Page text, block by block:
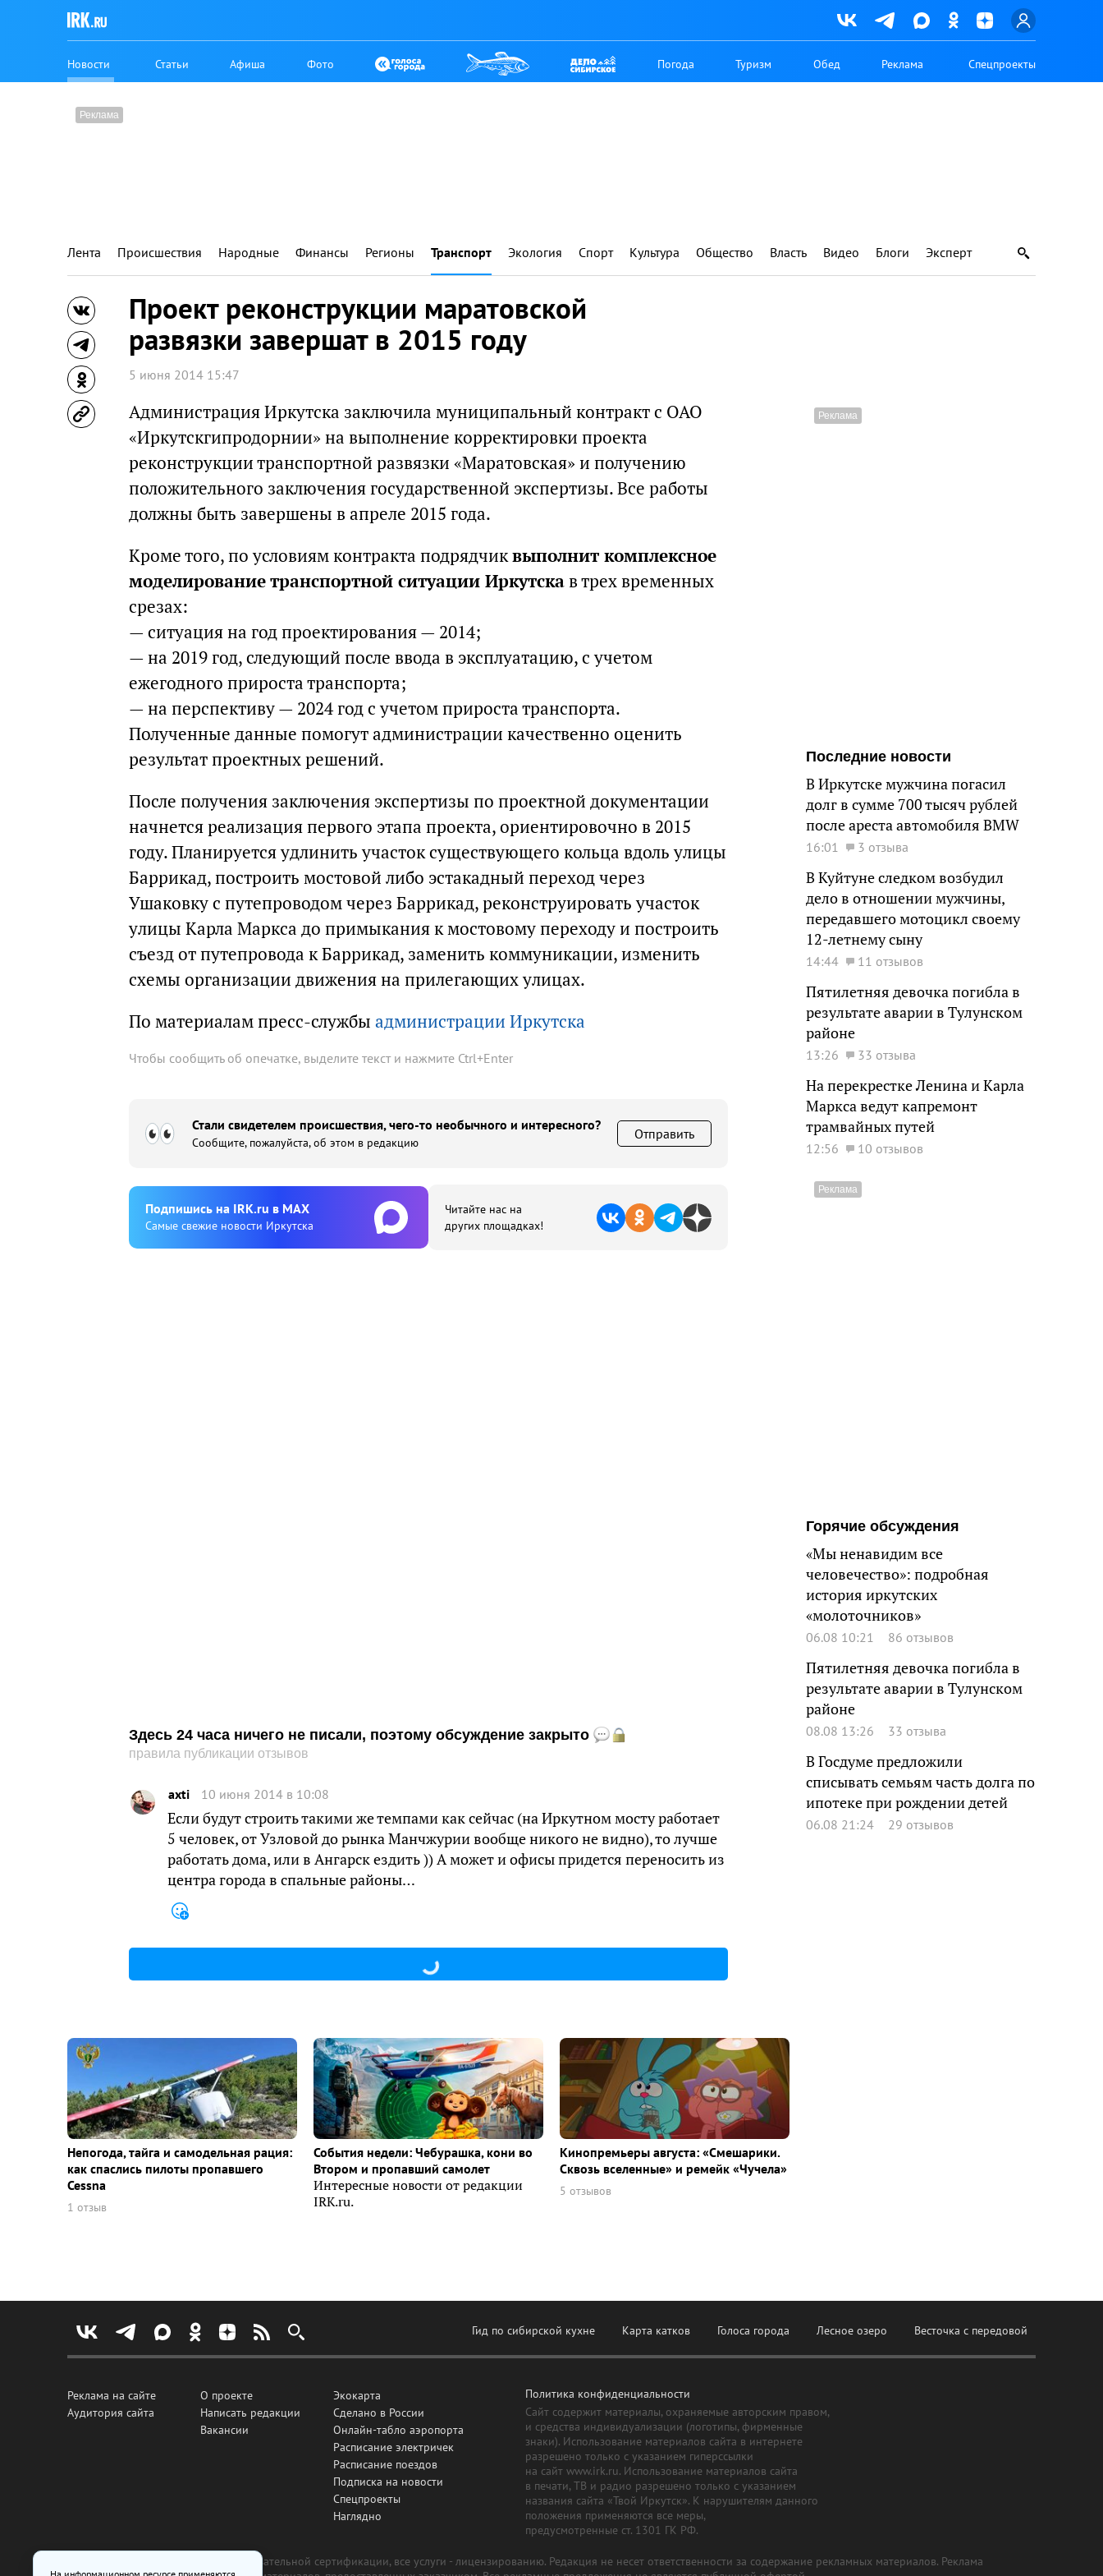
Новости Статьи Афиша Фото Погода Туризм Обед Реклама Спецпроекты
Лента Происшествия Народные Финансы Регионы Транспорт Экология Спорт Культура Общество Власть Видео Блоги Эксперт
Проект реконструкции маратовской
развязки завершат в 2015 году
5 июня 2014 15:47
Администрация Иркутска заключила муниципальный контракт с ОАО
«Иркутскгипродорнии» на выполнение корректировки проекта
реконструкции транспортной развязки «Маратовская» и получению
положительного заключения государственной экспертизы. Все работы
должны быть завершены в апреле 2015 года.
Кроме того, по условиям контракта подрядчиквыполнит комплексное
моделирование транспортной ситуации Иркутскав трех временных
срезах:
— ситуация на год проектирования — 2014;
— на 2019 год, следующий после ввода в эксплуатацию, с учетом
ежегодного прироста транспорта;
— на перспективу — 2024 год с учетом прироста транспорта.
Полученные данные помогут администрации качественно оценить
результат проектных решений.
После получения заключения экспертизы по проектной документации
начнется реализация первого этапа проекта, ориентировочно в 2015
году. Планируется удлинить участок существующего кольца вдоль улицы
Баррикад, построить мостовой либо эстакадный переход через
Ушаковку с путепроводом через Баррикад, реконструировать участок
улицы Карла Маркса до примыкания к мостовому переходу и построить
съезд от путепровода к Баррикад, заменить коммуникации, изменить
схемы организации движения на прилегающих улицах.
По материалам пресс-службы администрации Иркутска
Чтобы сообщить об опечатке, выделите текст и нажмите Ctrl+Enter
Стали свидетелем происшествия, чего-то необычного и интересного?
Сообщите, пожалуйста, об этом в редакцию
Отправить
Подпишиcь на IRK.ru в MAX
Cамые свежие новости Иркутска
Читайте нас на
других площадках!
Здесь 24 часа ничего не писали, поэтому обсуждение закрыто
правила публикации отзывов
axti 10 июня 2014 в 10:08
Если будут строить такими же темпами как сейчас (на Иркутном мосту работает
5 человек, от Узловой до рынка Манчжурии вообще никого не видно), то лучше
работать дома, или в Ангарск ездить )) А может и офисы придется переносить из
центра города в спальные районы…
Последние новости
В Иркутске мужчина погасил
долг в сумме 700 тысяч рублей
после ареста автомобиля BMW
16:01 3 отзыва
В Куйтуне следком возбудил
дело в отношении мужчины,
передавшего мотоцикл своему
12-летнему сыну
14:44 11 отзывов
Пятилетняя девочка погибла в
результате аварии в Тулунском
районе
13:26 33 отзыва
На перекрестке Ленина и Карла
Маркса ведут капремонт
трамвайных путей
12:56 10 отзывов
Горячие обсуждения
«Мы ненавидим все
человечество»: подробная
история иркутских
«молоточников»
06.08 10:21 86 отзывов
Пятилетняя девочка погибла в
результате аварии в Тулунском
районе
08.08 13:26 33 отзыва
В Госдуме предложили
списывать семьям часть долга по
ипотеке при рождении детей
06.08 21:24 29 отзывов
Непогода, тайга и самодельная рация:
как спаслись пилоты пропавшего
Cessna
1 отзыв
События недели: Чебурашка, кони во
Втором и пропавший самолет
Интересные новости от редакции
IRK.ru.
Кинопремьеры августа: «Смешарики.
Сквозь вселенные» и ремейк «Чучела»
5 отзывов
Гид по сибирской кухне Карта катков Голоса города Лесное озеро Весточка с передовой
Реклама на сайте
Аудитория сайта
О проекте
Написать редакции
Вакансии
Экокарта
Сделано в России
Онлайн-табло аэропорта
Расписание электричек
Расписание поездов
Подписка на новости
Спецпроекты
Наглядно
Политика конфиденциальности
Сайт содержит материалы, охраняемые авторским правом,
и средства индивидуализации (логотипы, фирменные
знаки). Использование материалов сайта в интернете
разрешено только с указанием гиперссылки
на сайт www.irk.ru. Использование материалов сайта
в печати, ТВ и радио разрешено только с указанием
названия сайта «Твой Иркутск». К нарушителям данного
положения применяются все меры,
предусмотренные ст. 1301 ГК РФ.
Все рекламные товары подлежат обязательной сертификации, все услуги - лицензированию. Редакция не несет ответственности за содержание рекламных материалов. Реклама